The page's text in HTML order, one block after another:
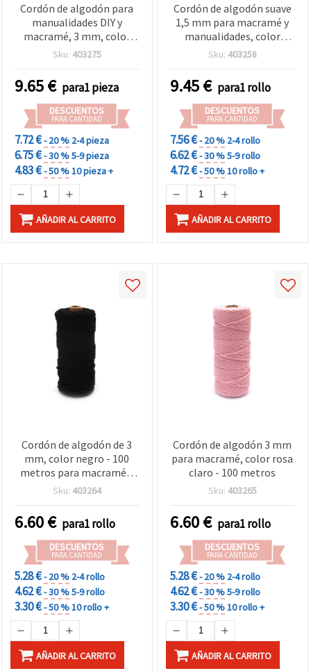
Cordón de algodón para
manualidades DIY y
macramé, 3 mm, color
rojo, 500 g (~135 m)
Sku: 403275
9.65€ para1 pieza
DESCUENTOS
PARA CANTIDAD
7.72 €- 20 % 2-4 pieza
6.75 €- 30 %5-9 pieza
4.83 €- 50 %10 pieza +
AÑADIR AL CARRITO
Cordón de algodón suave
1,5 mm para macramé y
manualidades, color
crudo, 180 m – Toque
hechas a mano
Sku: 403258
9.45€ para1 rollo
DESCUENTOS
PARA CANTIDAD
7.56 €- 20 % 2-4 rollo
6.62 €- 30 %5-9 rollo
4.72 €- 50 %10 rollo +
AÑADIR AL CARRITO
Cordón de algodón de 3
mm, color negro - 100
metros para macramé y
manualidades
Sku: 403264
6.60€ para1 rollo
DESCUENTOS
PARA CANTIDAD
5.28 €- 20 % 2-4 rollo
4.62 €- 30 %5-9 rollo
3.30 €- 50 %10 rollo +
AÑADIR AL CARRITO
Cordón de algodón 3 mm
para macramé, color rosa
claro - 100 metros
Sku: 403265
6.60€ para1 rollo
DESCUENTOS
PARA CANTIDAD
5.28 €- 20 % 2-4 rollo
4.62 €- 30 %5-9 rollo
3.30 €- 50 %10 rollo +
AÑADIR AL CARRITO